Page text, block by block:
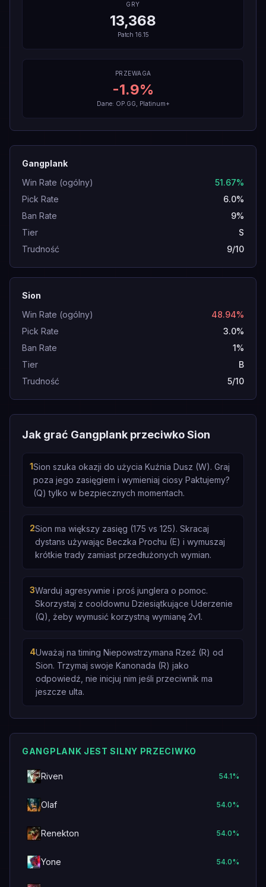
GRY
13,368
Patch 16.15
PRZEWAGA
-1.9%
Dane: OP.GG, Platinum+
Gangplank
Win Rate (ogólny)
51.67%
Pick Rate
6.0%
Ban Rate
9%
Tier
S
Trudność
9/10
Sion
Win Rate (ogólny)
48.94%
Pick Rate
3.0%
Ban Rate
1%
Tier
B
Trudność
5/10
Jak grać Gangplank przeciwko Sion
1Sion szuka okazji do użycia Kuźnia Dusz (W). Graj
poza jego zasięgiem i wymieniaj ciosy Paktujemy?
(Q) tylko w bezpiecznych momentach.
2Sion ma większy zasięg (175 vs 125). Skracaj
dystans używając Beczka Prochu (E) i wymuszaj
krótkie trady zamiast przedłużonych wymian.
3Warduj agresywnie i proś junglera o pomoc.
Skorzystaj z cooldownu Dziesiątkujące Uderzenie
(Q), żeby wymusić korzystną wymianę 2v1.
4Uważaj na timing Niepowstrzymana Rzeź (R) od
Sion. Trzymaj swoje Kanonada (R) jako
odpowiedź, nie inicjuj nim jeśli przeciwnik ma
jeszcze ulta.
GANGPLANK JEST SILNY PRZECIWKO
Riven 54.1%
Olaf 54.0%
Renekton 54.0%
Yone 54.0%